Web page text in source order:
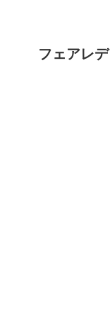
フェアレ